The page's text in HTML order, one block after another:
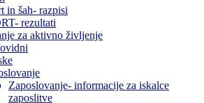
in šah- razpisi
rezultati
za aktivno življenje
Zaposlovanje- informacije za iskalce
zaposlitve